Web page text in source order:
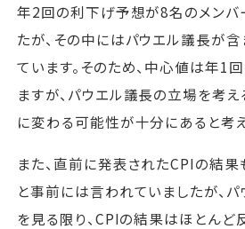
年2回の利下げ予想が8名のメンバ
たが、その中にはパウエル議長が
ています。そのため、中心値は年1
ますが、パウエル議長の立場を考
に変わる可能性が十分にあると考
また、直前に発表されたCPIの結
と事前には言われていましたが、
を見る限り、CPIの結果はほとんど